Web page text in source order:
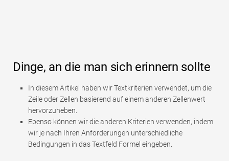
Dinge, an die man sich erinnern sollte
In diesem Artikel haben wir Textkriterien verwendet, um die
Zeile oder Zellen basierend auf einem anderen Zellenwert
hervorzuheben.
Ebenso können wir die anderen Kriterien verwenden, indem
wir je nach Ihren Anforderungen unterschiedliche
Bedingungen in das Textfeld Formel eingeben.